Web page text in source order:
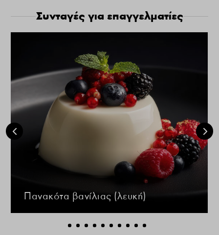
Συνταγές για επαγγελματίες
Πανακότα βανίλιας (λευκή)